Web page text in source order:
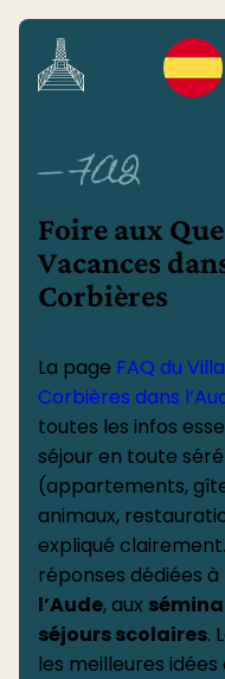
Panneau de gestion
— FAQ
Foire aux
Vacances
Corbières
La page FAQ du
Corbières dans
toutes les infos
séjour en toute
(appartements,
animaux,
expliqué
réponses dédiées à
l’Aude, aux
séjours scolaires.
les meilleures